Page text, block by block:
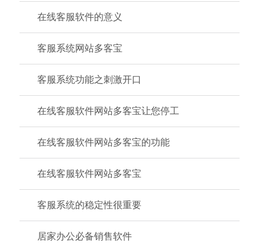
在线客服软件的意义
客服系统网站多客宝
客服系统功能之刺激开口
在线客服软件网站多客宝让您停工
在线客服软件网站多客宝的功能
在线客服软件网站多客宝
客服系统的稳定性很重要
居家办公必备销售软件